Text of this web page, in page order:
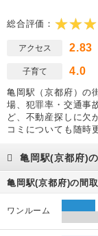
総合評価：
アクセス 2.83
子育て 4.0
亀岡駅（京都府）の
場、犯罪率・交通事
ど、不動産探しに欠
コミについても随時
亀岡駅(京都府)
亀岡駅(京都府)の間
ワンルーム